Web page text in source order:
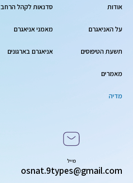
אודות
על האניאגרם
תשעת הטיפוסים
מאמרים
מדיה
סדנאות לקהל הרחב
מאמני אניאגרם
אניאגרם בארגונים
מייל
osnat.9types@gmail.com